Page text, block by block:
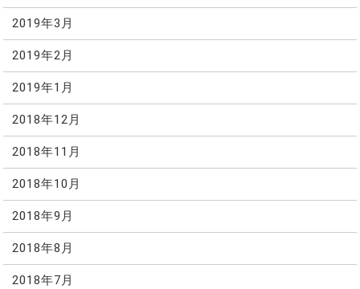
2019年3月
2019年2月
2019年1月
2018年12月
2018年11月
2018年10月
2018年9月
2018年8月
2018年7月